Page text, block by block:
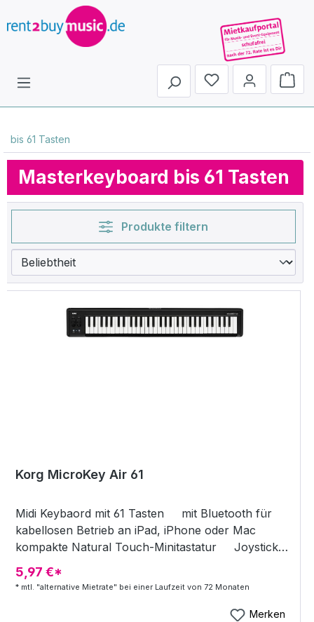
Du hast 0 Produkte
bis 61 Tasten
Masterkeyboard bis 61 Tasten
Produkte filtern
Korg MicroKey Air 61
Midi Keybaord mit 61 Tasten mit Bluetooth für
kabellosen Betrieb an iPad, iPhone oder Mac
kompakte Natural Touch-Minitastatur Joystick
Arpeggiator-Taster Sustain / TAP-Taster
Octave Shift-Taster Sustain-Taster Anschluss
Lieferumfang: Korg Software Bundle Code, USB
5,97 €*
* mtl. "alternative Mietrate" bei einer Laufzeit von 72 Monaten
Merken